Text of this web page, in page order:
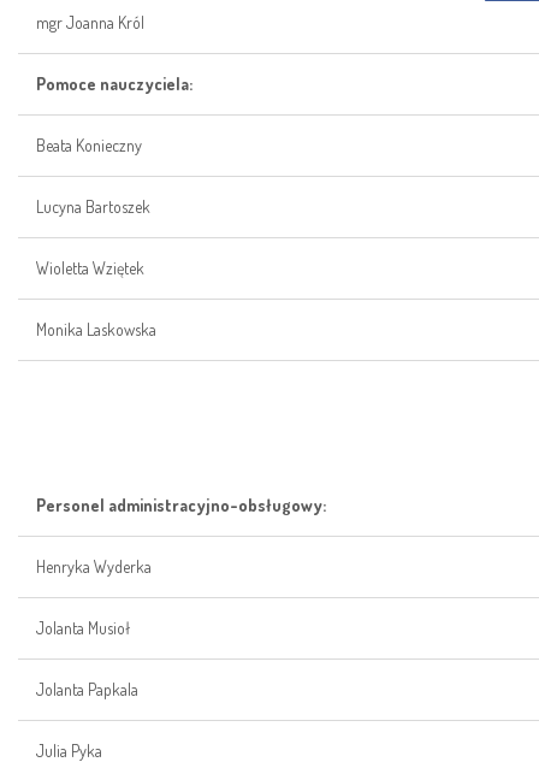
mgr Joanna Król
Pomoce nauczyciela:
Beata Konieczny
Lucyna Bartoszek
Wioletta Wziętek
Monika Laskowska
Personel administracyjno-obsługowy:
Henryka Wyderka
Jolanta Musioł
Jolanta Papkala
Julia Pyka